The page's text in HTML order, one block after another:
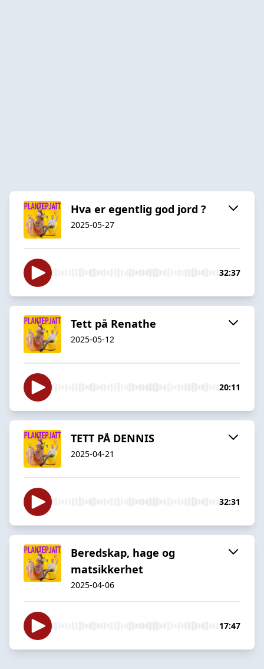
Hva er egentlig god jord ?
2025-05-27
32:37
Tett på Renathe
2025-05-12
20:11
TETT PÅ DENNIS
2025-04-21
32:31
Beredskap, hage og
matsikkerhet
2025-04-06
17:47